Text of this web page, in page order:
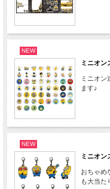
NEW
ミニオ
ミニオン
ます♪
NEW
ミニオ
おちゃめ
も大当た